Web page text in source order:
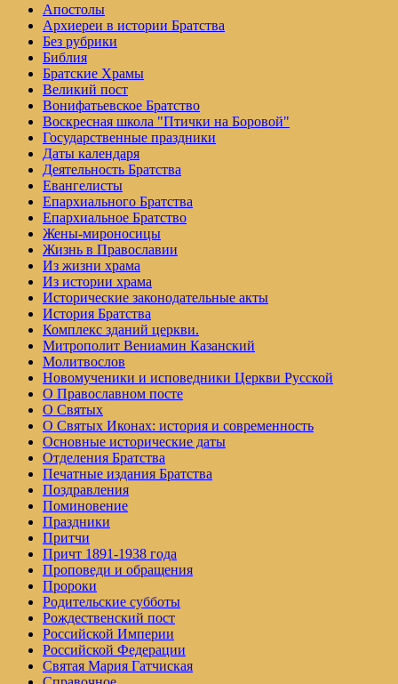
Апостолы
Архиереи в истории Братства
Без рубрики
Библия
Братские Храмы
Великий пост
Вонифатьевское Братство
Воскресная школа "Птички на Боровой"
Государственные праздники
Даты календаря
Деятельность Братства
Евангелисты
Епархиального Братства
Епархиальное Братство
Жены-мироносицы
Жизнь в Православии
Из жизни храма
Из истории храма
Исторические законодательные акты
История Братства
Комплекс зданий церкви.
Митрополит Вениамин Казанский
Молитвослов
Но­во­му­че­ни­ки и ис­по­вед­ни­ки Церк­ви Рус­ской
О Православном посте
О Святых
О Святых Иконах: история и современность
Основные исторические даты
Отделения Братства
Печатные издания Братства
Поздравления
Поминовение
Праздники
Притчи
Причт 1891-1938 года
Проповеди и обращения
Пророки
Родительские субботы
Рождественский пост
Российской Империи
Российской Федерации
Святая Мария Гатчиская